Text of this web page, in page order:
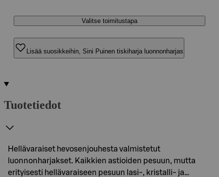
Valitse toimitustapa
Lisää suosikkeihin, Sini Puinen tiskiharja luonnonharjas
Tuotetiedot
Hellävaraiset hevosenjouhesta valmistetut
luonnonharjakset. Kaikkien astioiden pesuun, mutta
erityisesti hellävaraiseen pesuun lasi-, kristalli- ja…